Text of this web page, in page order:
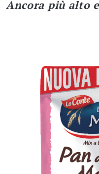
Ancora più alto